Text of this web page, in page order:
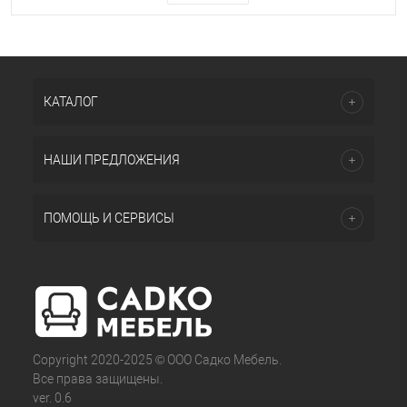
КАТАЛОГ
НАШИ ПРЕДЛОЖЕНИЯ
ПОМОЩЬ И СЕРВИСЫ
Copyright 2020-2025 © ООО Садко Мебель.
Все права защищены.
ver. 0.6